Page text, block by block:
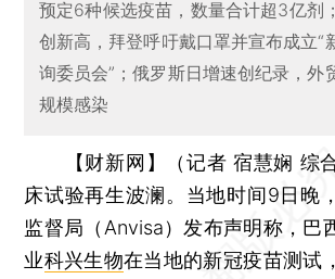
预定6种候选疫苗，数量合计超3亿剂
创新高，拜登呼吁戴口罩并宣布成立“
询委员会”；俄罗斯日增速创纪录，外
规模感染
【财新网】（记者 宿慧娴 综合
床试验再生波澜。当地时间9日晚
监督局（Anvisa）发布声明称，巴
业科兴生物在当地的新冠疫苗测试